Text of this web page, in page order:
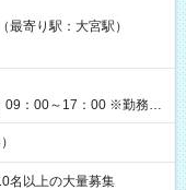
休憩1時間） 時給1,300円
の役割により時給＋100
（休憩なし） 時給1,300
円＋交通費 【試用期
寄り駅：大宮駅）
09：00～17：00 ※勤務時
名以上の大量募集